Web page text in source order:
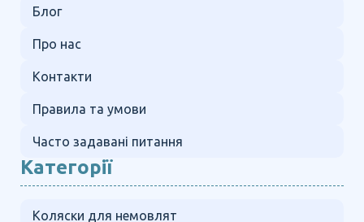
Блог
Про нас
Контакти
Правила та умови
Часто задавані питання
Категорії
Коляски для немовлят